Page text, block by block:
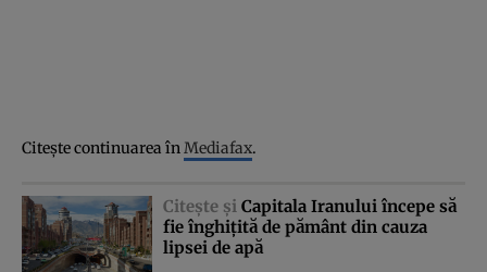
Citeşte continuarea înMediafax.
Citeşte şi Capitala Iranului începe să
fie înghiţită de pământ din cauza
lipsei de apă